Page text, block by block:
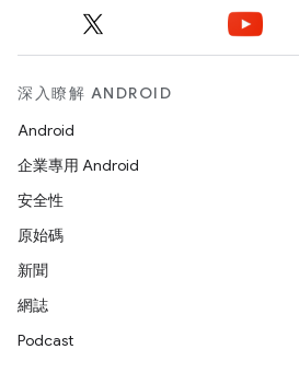
深入瞭解 ANDROID
Android
企業專用 Android
安全性
原始碼
新聞
網誌
Podcast